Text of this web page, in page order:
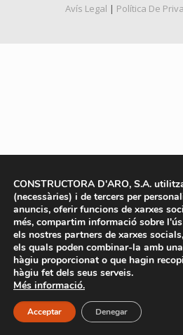
Avís Legal | Política De
CONSTRUCTORA D'ARO, S.A.
(necessàries) i de tercers per
anuncis, oferir funcions de xarxes
més, compartim informació sobre
els nostres partners de xarxes
els quals poden combinar-la amb
hàgiu proporcionat o que hagin
hàgiu fet dels seus serveis.
Més informació.
Acceptar Denegar